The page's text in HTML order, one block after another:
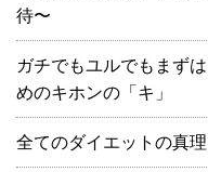
待〜
ガチでもユルでもまず
めのキホンの「キ」
全てのダイエットの真